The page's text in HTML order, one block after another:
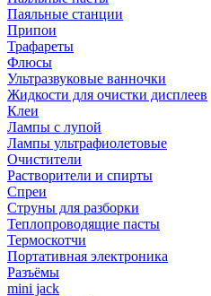
Паяльные станции
Припои
Трафареты
Флюсы
Ультразвуковые ванночки
Жидкости для очистки дисплеев
Клеи
Лампы с лупой
Лампы ультрафиолетовые
Очистители
Растворители и спирты
Спреи
Струны для разборки
Теплопроводящие пасты
Термоскотчи
Портативная электроника
Разъёмы
mini jack